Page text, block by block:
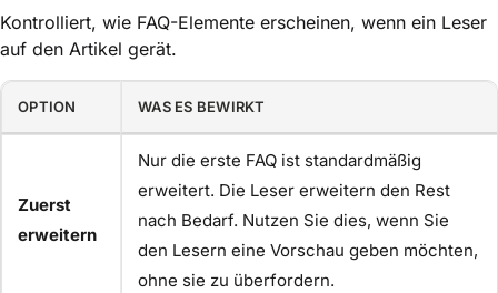
Kontrolliert, wie FAQ-Elemente erscheinen, wenn ein Leser
auf den Artikel gerät.
OPTION WAS ES BEWIRKT
Zuerst
erweitern
Nur die erste FAQ ist standardmäßig
erweitert. Die Leser erweitern den Rest
nach Bedarf. Nutzen Sie dies, wenn Sie
den Lesern eine Vorschau geben möchten,
ohne sie zu überfordern.